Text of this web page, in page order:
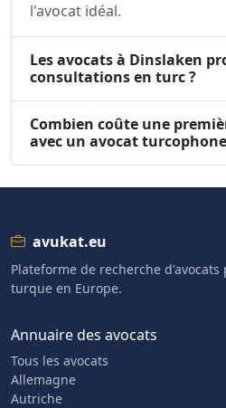
l'avocat idéal.
Les avocats à Dinslaken
consultations en turc ?
Combien coûte une
avec un avocat
avukat.eu
Plateforme de recherche
turque en Europe.
Annuaire des avocats
Tous les avocats
Allemagne
Autriche